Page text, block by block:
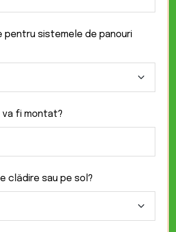
pentru sistemele de panouri
fi montat?
clădire sau pe sol?